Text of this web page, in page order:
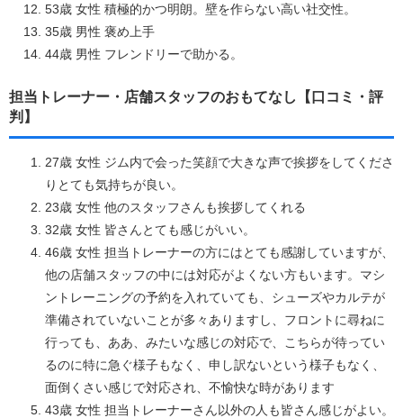
53歳 女性 積極的かつ明朗。壁を作らない高い社交性。
35歳 男性 褒め上手
44歳 男性 フレンドリーで助かる。
担当トレーナー・店舗スタッフのおもてなし【口コミ・評
判】
27歳 女性 ジム内で会った笑顔で大きな声で挨拶をしてくださ
りとても気持ちが良い。
23歳 女性 他のスタッフさんも挨拶してくれる
32歳 女性 皆さんとても感じがいい。
46歳 女性 担当トレーナーの方にはとても感謝していますが、
他の店舗スタッフの中には対応がよくない方もいます。マシ
ントレーニングの予約を入れていても、シューズやカルテが
準備されていないことが多々ありますし、フロントに尋ねに
行っても、ああ、みたいな感じの対応で、こちらが待ってい
るのに特に急ぐ様子もなく、申し訳ないという様子もなく、
面倒くさい感じで対応され、不愉快な時があります
43歳 女性 担当トレーナーさん以外の人も皆さん感じがよい。